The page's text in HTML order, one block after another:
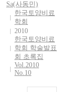
Sa(사동민)
한국토양비료
학회
2010
한국토양비료
학회 학술발표
회 초록집
Vol.2010
No.10